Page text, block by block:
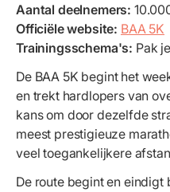
Aantal deelnemers:
Officiële website: BAA 5K
Trainingsschema's: Pak je
De BAA 5K begint het
en trekt hardlopers van
kans om door dezelfde
meest prestigieuze
veel toegankelijkere
De route begint en eindigt